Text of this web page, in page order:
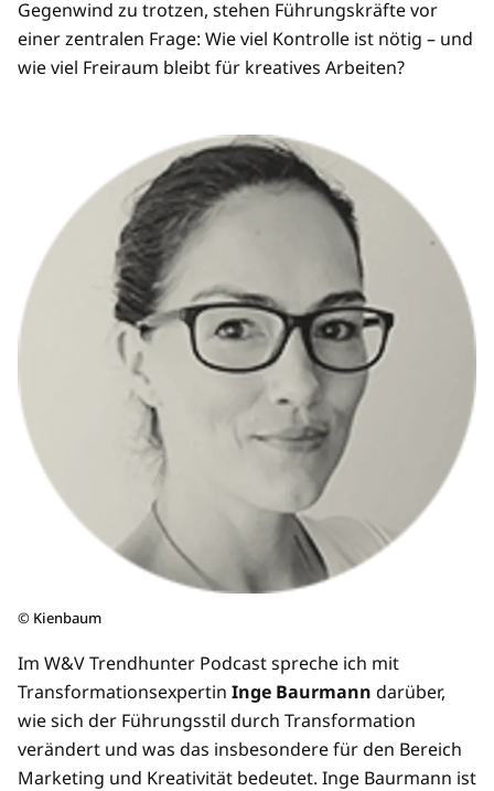
Gegenwind zu trotzen, stehen Führungskräfte vor
einer zentralen Frage: Wie viel Kontrolle ist nötig – und
wie viel Freiraum bleibt für kreatives Arbeiten?
© Kienbaum
Im W&V Trendhunter Podcast spreche ich mit
Transformationsexpertin Inge Baurmann darüber,
wie sich der Führungsstil durch Transformation
verändert und was das insbesondere für den Bereich
Marketing und Kreativität bedeutet. Inge Baurmann ist